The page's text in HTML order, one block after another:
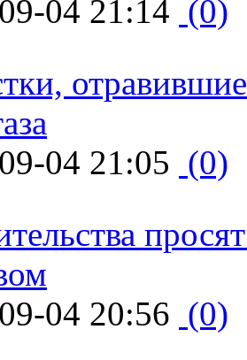
04 21:14 (0)
04 21:05 (0)
04 20:56 (0)